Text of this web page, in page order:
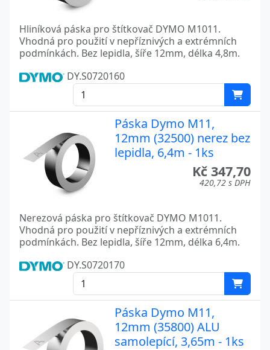
Hliníková páska pro štítkovač DYMO M1011.
Vhodná pro použití v nepříznivých a extrémních
podmínkách. Bez lepidla, šíře 12mm, délka 4,8m.
DY.S0720160
Páska Dymo M11,
12mm (32500) nerez bez
lepidla, 6,4m - 1ks
Kč 347,70
420,72 s DPH
Nerezová páska pro štítkovač DYMO M1011.
Vhodná pro použití v nepříznivých a extrémních
podmínkách. Bez lepidla, šíře 12mm, délka 6,4m.
DY.S0720170
Páska Dymo M11,
12mm (35800) ALU
samolepící, 3,65m - 1ks